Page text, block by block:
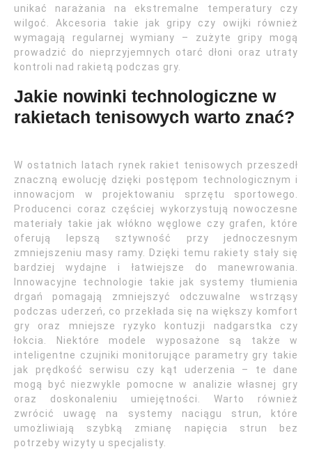
unikać narażania na ekstremalne temperatury czy
wilgoć. Akcesoria takie jak gripy czy owijki również
wymagają regularnej wymiany – zużyte gripy mogą
prowadzić do nieprzyjemnych otarć dłoni oraz utraty
kontroli nad rakietą podczas gry.
Jakie nowinki technologiczne w
rakietach tenisowych warto znać?
W ostatnich latach rynek rakiet tenisowych przeszedł
znaczną ewolucję dzięki postępom technologicznym i
innowacjom w projektowaniu sprzętu sportowego.
Producenci coraz częściej wykorzystują nowoczesne
materiały takie jak włókno węglowe czy grafen, które
oferują lepszą sztywność przy jednoczesnym
zmniejszeniu masy ramy. Dzięki temu rakiety stały się
bardziej wydajne i łatwiejsze do manewrowania.
Innowacyjne technologie takie jak systemy tłumienia
drgań pomagają zmniejszyć odczuwalne wstrząsy
podczas uderzeń, co przekłada się na większy komfort
gry oraz mniejsze ryzyko kontuzji nadgarstka czy
łokcia. Niektóre modele wyposażone są także w
inteligentne czujniki monitorujące parametry gry takie
jak prędkość serwisu czy kąt uderzenia – te dane
mogą być niezwykle pomocne w analizie własnej gry
oraz doskonaleniu umiejętności. Warto również
zwrócić uwagę na systemy naciągu strun, które
umożliwiają szybką zmianę napięcia strun bez
potrzeby wizyty u specjalisty.